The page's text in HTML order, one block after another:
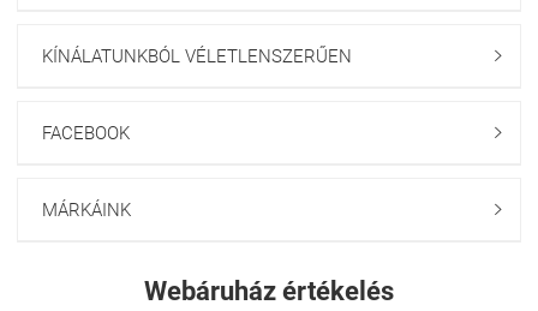
KÍNÁLATUNKBÓL VÉLETLENSZERŰEN 
FACEBOOK 
MÁRKÁINK 
Webáruház értékelés